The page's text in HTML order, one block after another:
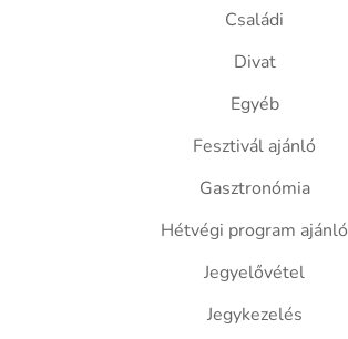
Családi
Divat
Egyéb
Fesztivál ajánló
Gasztronómia
Hétvégi program ajánló
Jegyelővétel
Jegykezelés